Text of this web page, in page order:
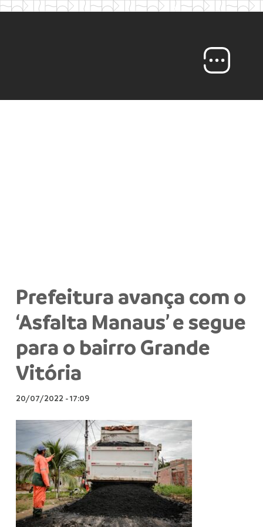
Prefeitura avança com o
‘Asfalta Manaus’ e segue
para o bairro Grande
Vitória
20/07/2022 -17:09